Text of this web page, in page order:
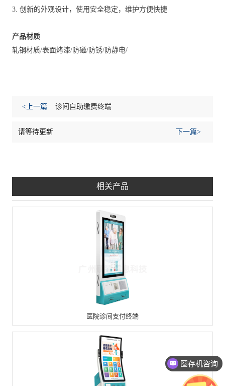
3. 创新的外观设计，使用安全稳定，维护方便快捷
产品材质
轧钢材质/表面烤漆/防磁/防锈/防静电/
<上一篇 诊间自助缴费终端
下一篇>
请等待更新
相关产品
医院诊间支付终端
圈存机咨询